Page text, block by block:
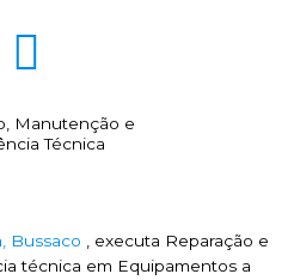
Manutenção e
Técnica
Bussaco , executa Reparação e
técnica em Equipamentos a